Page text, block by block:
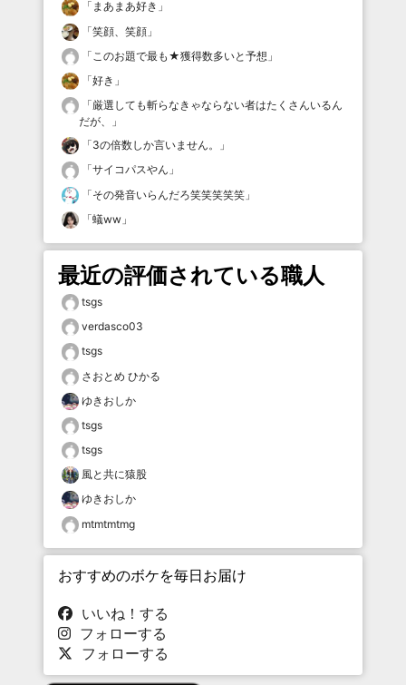
「 まあまあ好き 」
「笑顔、笑顔 」
「 このお題で最も★獲得数多いと予想 」
「好き 」
「厳選しても斬らなきゃならない者はたくさんいるん
だが、
」
「3の倍数しか言いません。
」
「サイコパスやん 」
「その発音いらんだろ笑笑笑笑笑 」
「蟻ww 」
最近の評価されている職人
tsgs
verdasco03
tsgs
さおとめ ひかる
ゆきおしか
tsgs
tsgs
風と共に猿股
ゆきおしか
mtmtmtmg
おすすめのボケを毎日お届け
いいね！する
フォローする
フォローする